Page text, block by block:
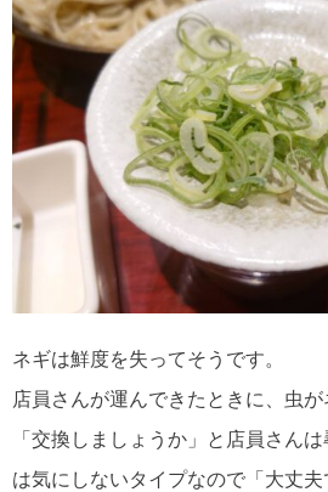
ネギは鮮度を失ってそうです。
店員さんが運んできたときに、虫が
「交換しましょうか」と店員さん
は気にしないタイプなので「大丈